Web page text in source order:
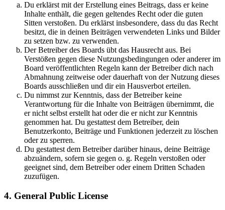
Du erklärst mit der Erstellung eines Beitrags, dass er keine
Inhalte enthält, die gegen geltendes Recht oder die guten
Sitten verstoßen. Du erklärst insbesondere, dass du das Recht
besitzt, die in deinen Beiträgen verwendeten Links und Bilder
zu setzen bzw. zu verwenden.
Der Betreiber des Boards übt das Hausrecht aus. Bei
Verstößen gegen diese Nutzungsbedingungen oder anderer im
Board veröffentlichten Regeln kann der Betreiber dich nach
Abmahnung zeitweise oder dauerhaft von der Nutzung dieses
Boards ausschließen und dir ein Hausverbot erteilen.
Du nimmst zur Kenntnis, dass der Betreiber keine
Verantwortung für die Inhalte von Beiträgen übernimmt, die
er nicht selbst erstellt hat oder die er nicht zur Kenntnis
genommen hat. Du gestattest dem Betreiber, dein
Benutzerkonto, Beiträge und Funktionen jederzeit zu löschen
oder zu sperren.
Du gestattest dem Betreiber darüber hinaus, deine Beiträge
abzuändern, sofern sie gegen o. g. Regeln verstoßen oder
geeignet sind, dem Betreiber oder einem Dritten Schaden
zuzufügen.
4. General Public License